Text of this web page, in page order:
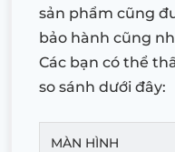
sản phẩm cũng
bảo hành cũng
Các bạn có thể
so sánh dưới đây:
MÀN HÌNH